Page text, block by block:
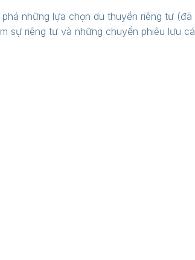
những lựa chọn du thuyền riêng tư (đã
sự riêng tư và những chuyến phiêu lưu cá